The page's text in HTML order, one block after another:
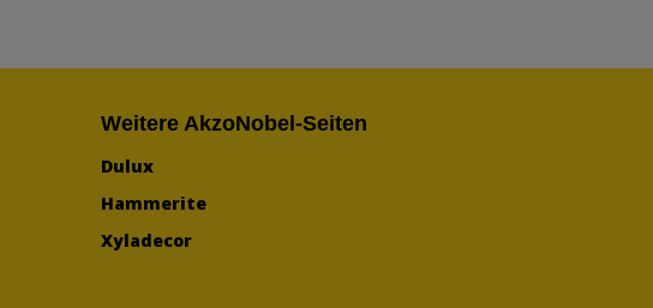
Weitere AkzoNobel-Seiten
Dulux
Hammerite
Xyladecor